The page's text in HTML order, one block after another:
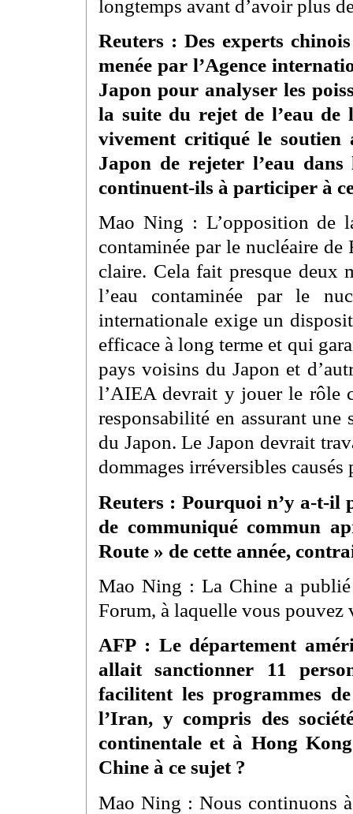
longtemps avant d’avoir plus
Reuters : Des experts
menée par l’Agence
Japon pour analyser les
la suite du rejet de l’eau
vivement critiqué le
Japon de rejeter l’eau
continuent-ils à participer à
Mao Ning : L’opposition de
contaminée par le nucléaire de
claire. Cela fait presque deux
l’eau contaminée par le
internationale exige un
efficace à long terme et qui
pays voisins du Japon et
l’AIEA devrait y jouer le rôle
responsabilité en assurant
du Japon. Le Japon devrait
dommages irréversibles causés
Reuters : Pourquoi n’y a-t-il
de communiqué commun
Route » de cette année,
Mao Ning : La Chine a publié
Forum, à laquelle vous pouvez
AFP : Le département
allait sanctionner 11
facilitent les programmes
l’Iran, y compris des
continentale et à Hong
Chine à ce sujet ?
Mao Ning : Nous continuons